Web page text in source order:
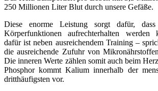
250 Millionen Liter Blut durch unsere Gefäße.
Diese enorme Leistung sorgt dafür, dass
Körperfunktionen aufrechterhalten werden
dafür ist neben ausreichendem Training –
die ausreichende Zufuhr von
Die inneren Werte zählen somit auch beim
Phosphor kommt Kalium innerhalb der
dritthäufigsten vor.